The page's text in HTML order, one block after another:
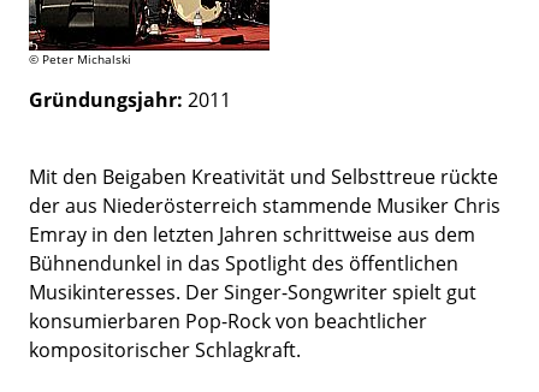
© Peter Michalski
Gründungsjahr: 2011
Mit den Beigaben Kreativität und Selbsttreue rückte
der aus Niederösterreich stammende Musiker Chris
Emray in den letzten Jahren schrittweise aus dem
Bühnendunkel in das Spotlight des öffentlichen
Musikinteresses. Der Singer-Songwriter spielt gut
konsumierbaren Pop-Rock von beachtlicher
kompositorischer Schlagkraft.